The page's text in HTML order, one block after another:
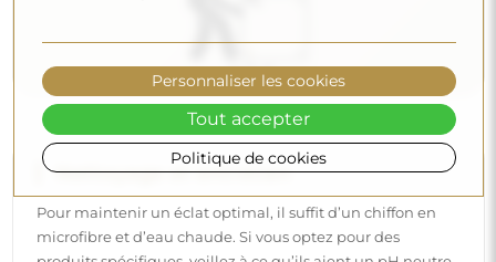
Nous offrons un service de livraison à domicile, qui vous
permet de recevoir votre colis directement à votre porte.
Politique de cookies
Personnaliser les cookies
Tout accepter